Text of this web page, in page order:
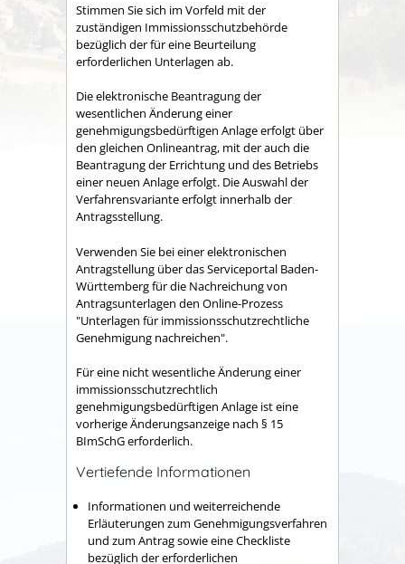
Stimmen Sie sich im Vorfeld mit der
zuständigen Immissionsschutzbehörde
bezüglich der für eine Beurteilung
erforderlichen Unterlagen ab.
Die elektronische Beantragung der
wesentlichen Änderung einer
genehmigungsbedürftigen Anlage erfolgt über
den gleichen Onlineantrag, mit der auch die
Beantragung der Errichtung und des Betriebs
einer neuen Anlage erfolgt. Die Auswahl der
Verfahrensvariante erfolgt innerhalb der
Antragsstellung.
Verwenden Sie bei einer elektronischen
Antragstellung über das Serviceportal Baden-
Württemberg für die Nachreichung von
Antragsunterlagen den Online-Prozess
"Unterlagen für immissionsschutzrechtliche
Genehmigung nachreichen".
Für eine nicht wesentliche Änderung einer
immissionsschutzrechtlich
genehmigungsbedürftigen Anlage ist eine
vorherige Änderungsanzeige nach § 15
BImSchG erforderlich.
Vertiefende Informationen
Informationen und weiterreichende
Erläuterungen zum Genehmigungsverfahren
und zum Antrag sowie eine Checkliste
bezüglich der erforderlichen